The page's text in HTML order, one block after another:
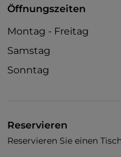
Öffnungszeiten
Montag - Freitag
Samstag
Sonntag
Reservieren
Reservieren Sie einen Tisch